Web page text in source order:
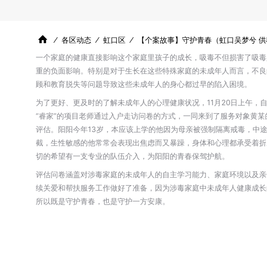
⁄ 各区动态 ⁄ 虹口区 ⁄
【个案故事】守护青春（虹口吴梦兮 供
一个家庭的健康直接影响这个家庭里孩子的成长，吸毒不但损害了吸
重的负面影响。特别是对于生长在这些特殊家庭的未成年人而言，不
顾和教育脱失等问题导致这些未成年人的身心都过早的陷入困境。
为了更好、更及时的了解未成年人的心理健康状况，11月20日上午，
“睿家”的项目老师通过入户走访问卷的方式，一同来到了服务对象黄
评估。阳阳今年13岁，本应该上学的他因为母亲被强制隔离戒毒，中
截，生性敏感的他常常会表现出焦虑而又暴躁，身体和心理都承受着
切的希望有一支专业的队伍介入，为阳阳的青春保驾护航。
评估问卷涵盖对涉毒家庭的未成年人的自主学习能力、家庭环境以及
续关爱和帮扶服务工作做好了准备，因为涉毒家庭中未成年人健康成
所以既是守护青春，也是守护一方安康。